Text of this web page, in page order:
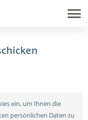
ein, um Ihnen die
persönlichen Daten zu